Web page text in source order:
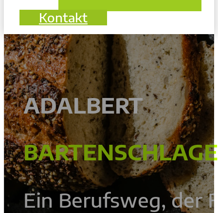
Kontakt
ADALBERT
Ein Berufsweg, der